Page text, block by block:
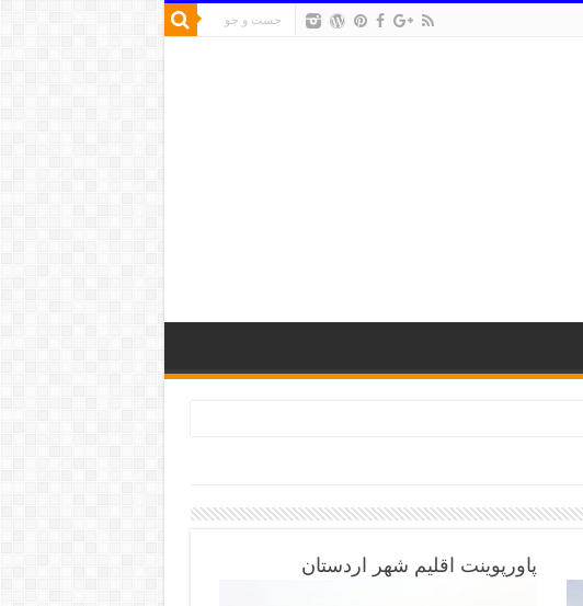
پاورپوینت اقلیم شهر اردستان